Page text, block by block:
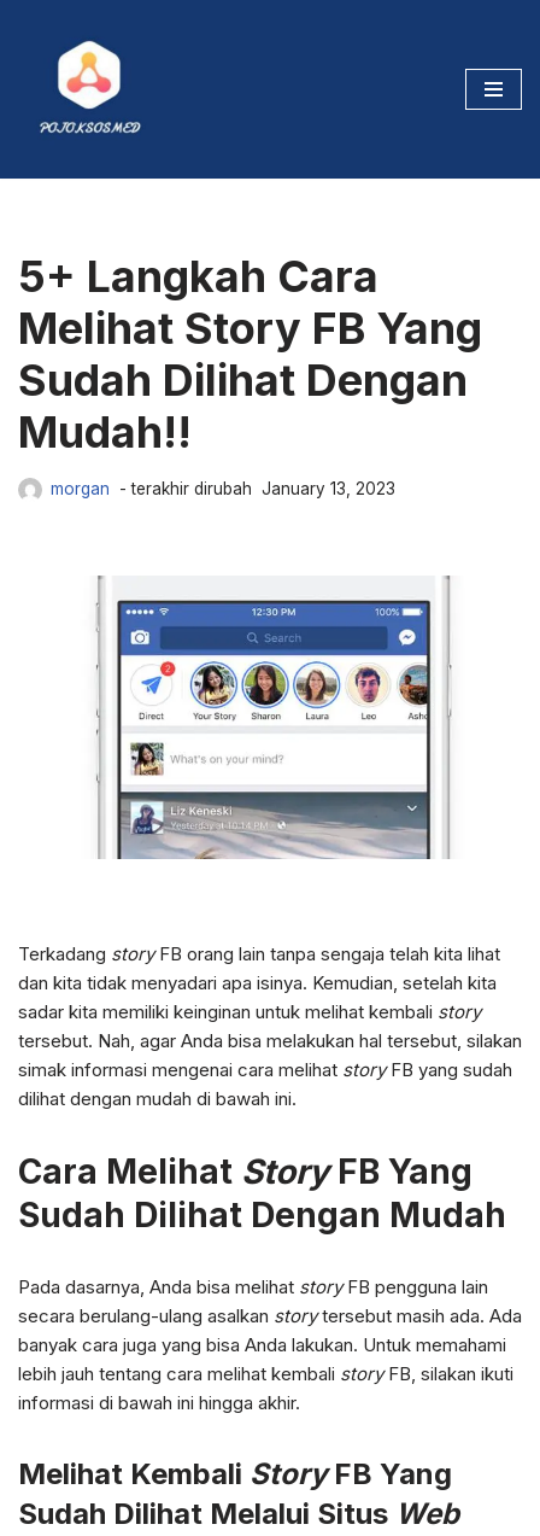
content
5+ Langkah Cara
Melihat Story FB Yang
Sudah Dilihat Dengan
Mudah!!
morgan January 13, 2023
Terkadang storyFB orang lain tanpa sengaja telah kita lihat
dan kita tidak menyadari apa isinya. Kemudian, setelah kita
sadar kita memiliki keinginan untuk melihat kembali story
tersebut. Nah, agar Anda bisa melakukan hal tersebut, silakan
simak informasi mengenai cara melihat storyFB yang sudah
dilihat dengan mudah di bawah ini.
Cara Melihat StoryFB Yang
Sudah Dilihat Dengan Mudah
Pada dasarnya, Anda bisa melihat storyFB pengguna lain
secara berulang-ulang asalkan storytersebut masih ada. Ada
banyak cara juga yang bisa Anda lakukan. Untuk memahami
lebih jauh tentang cara melihat kembali storyFB, silakan ikuti
informasi di bawah ini hingga akhir.
Melihat Kembali StoryFB Yang
Sudah Dilihat Melalui Situs Web